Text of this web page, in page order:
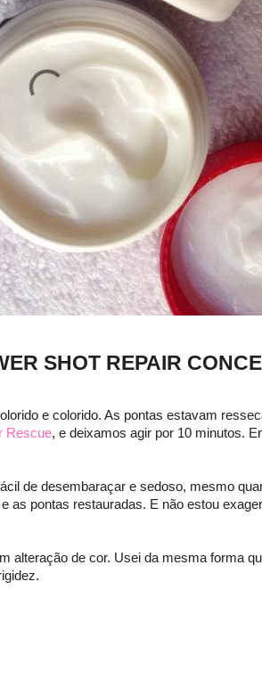
SHOT REPAIR
e colorido. As pontas estavam
Rescue, e deixamos agir por 10 minutos.
de desembaraçar e sedoso, mesmo
as pontas restauradas. E não estou
alteração de cor. Usei da mesma forma